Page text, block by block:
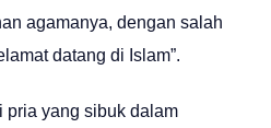
agamanya, dengan salah
datang di Islam”.
pria yang sibuk dalam